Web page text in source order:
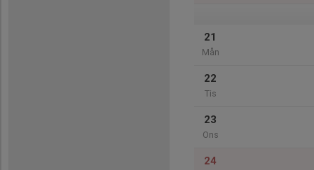
21
Mån
22
Tis
23
Ons
24